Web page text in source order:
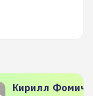
Кирилл